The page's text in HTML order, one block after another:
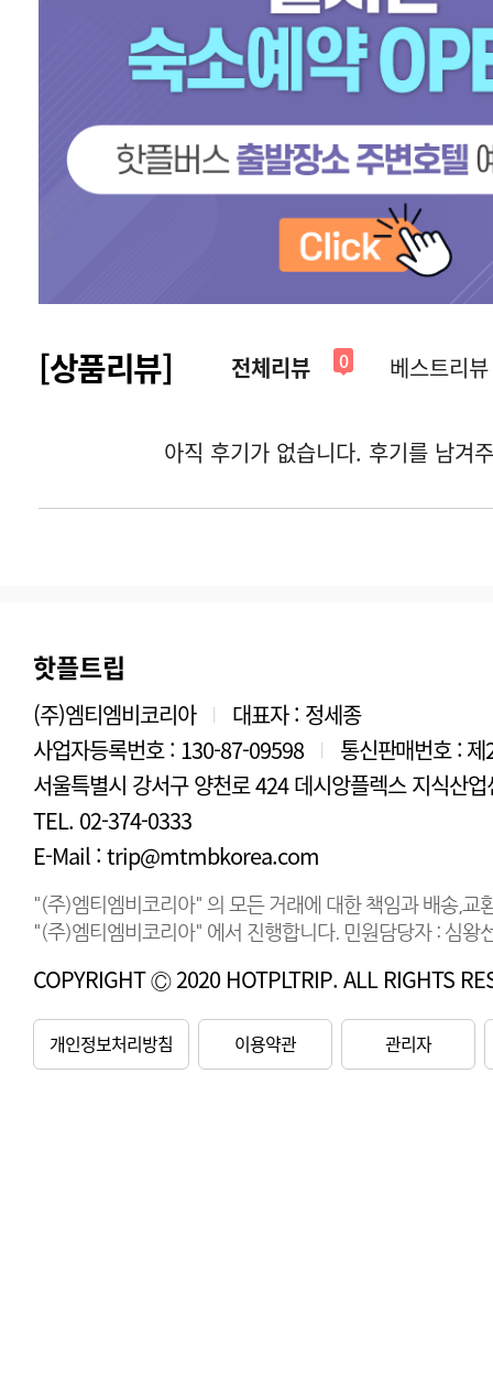
[상품리뷰] 전체리뷰 0 베스트리뷰
핫플트립
(주)엠티엠비코리아 |
대표자 : 정세종
사업자등록번호 : 130-87-09598
|
통신판매번호 :
서울특별시 강서구 양천로 424 데시앙플렉스 지식산
TEL. 02-374-0333
E-Mail : trip@mtmbkorea.com
"(주)엠티엠비코리아" 의 모든 거래에 대한 책임과 배송,교
"(주)엠티엠비코리아" 에서 진행합니다. 민원담당자 : 심
COPYRIGHT Ⓒ 2020 HOTPLTRIP. ALL RIGHTS
개인정보처리방침 이용약관 관리자